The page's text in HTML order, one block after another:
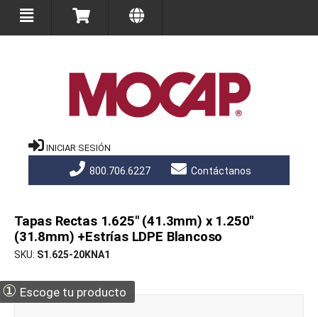
INICIAR SESIÓN
800.706.6227 Contáctanos
Tapas Rectas 1.625" (41.3mm) x 1.250"
(31.8mm) +Estrías LDPE Blancoso
SKU S1.625-20KNA1
① Escoge tu producto